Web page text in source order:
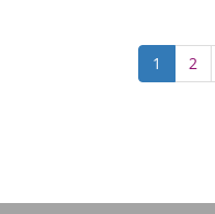
カ
レ
1 Page
2